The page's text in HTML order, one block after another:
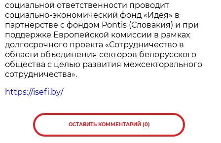
социальной ответственности проводит
социально-экономический фонд «Идея» в
партнерстве с фондом Pontis (Словакия) и при
поддержке Европейской комиссии в рамках
долгосрочного проекта «Сотрудничество в
области объединения секторов белорусского
общества с целью развития межсекторального
сотрудничества».
https://isefi.by/
ОСТАВИТЬ КОММЕНТАРИЙ (0)